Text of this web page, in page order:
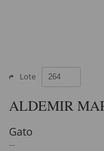
Lote
ALDEMIR
Gato